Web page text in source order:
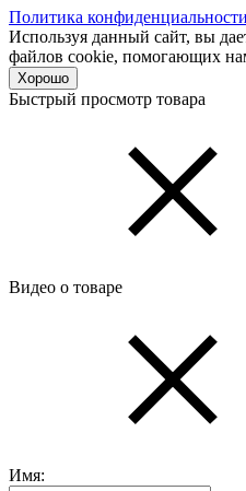
Политика конфиденциальности
Используя данный сайт, вы
файлов cookie, помогающих
Хорошо
Быстрый просмотр товара
Видео о товаре
Имя: